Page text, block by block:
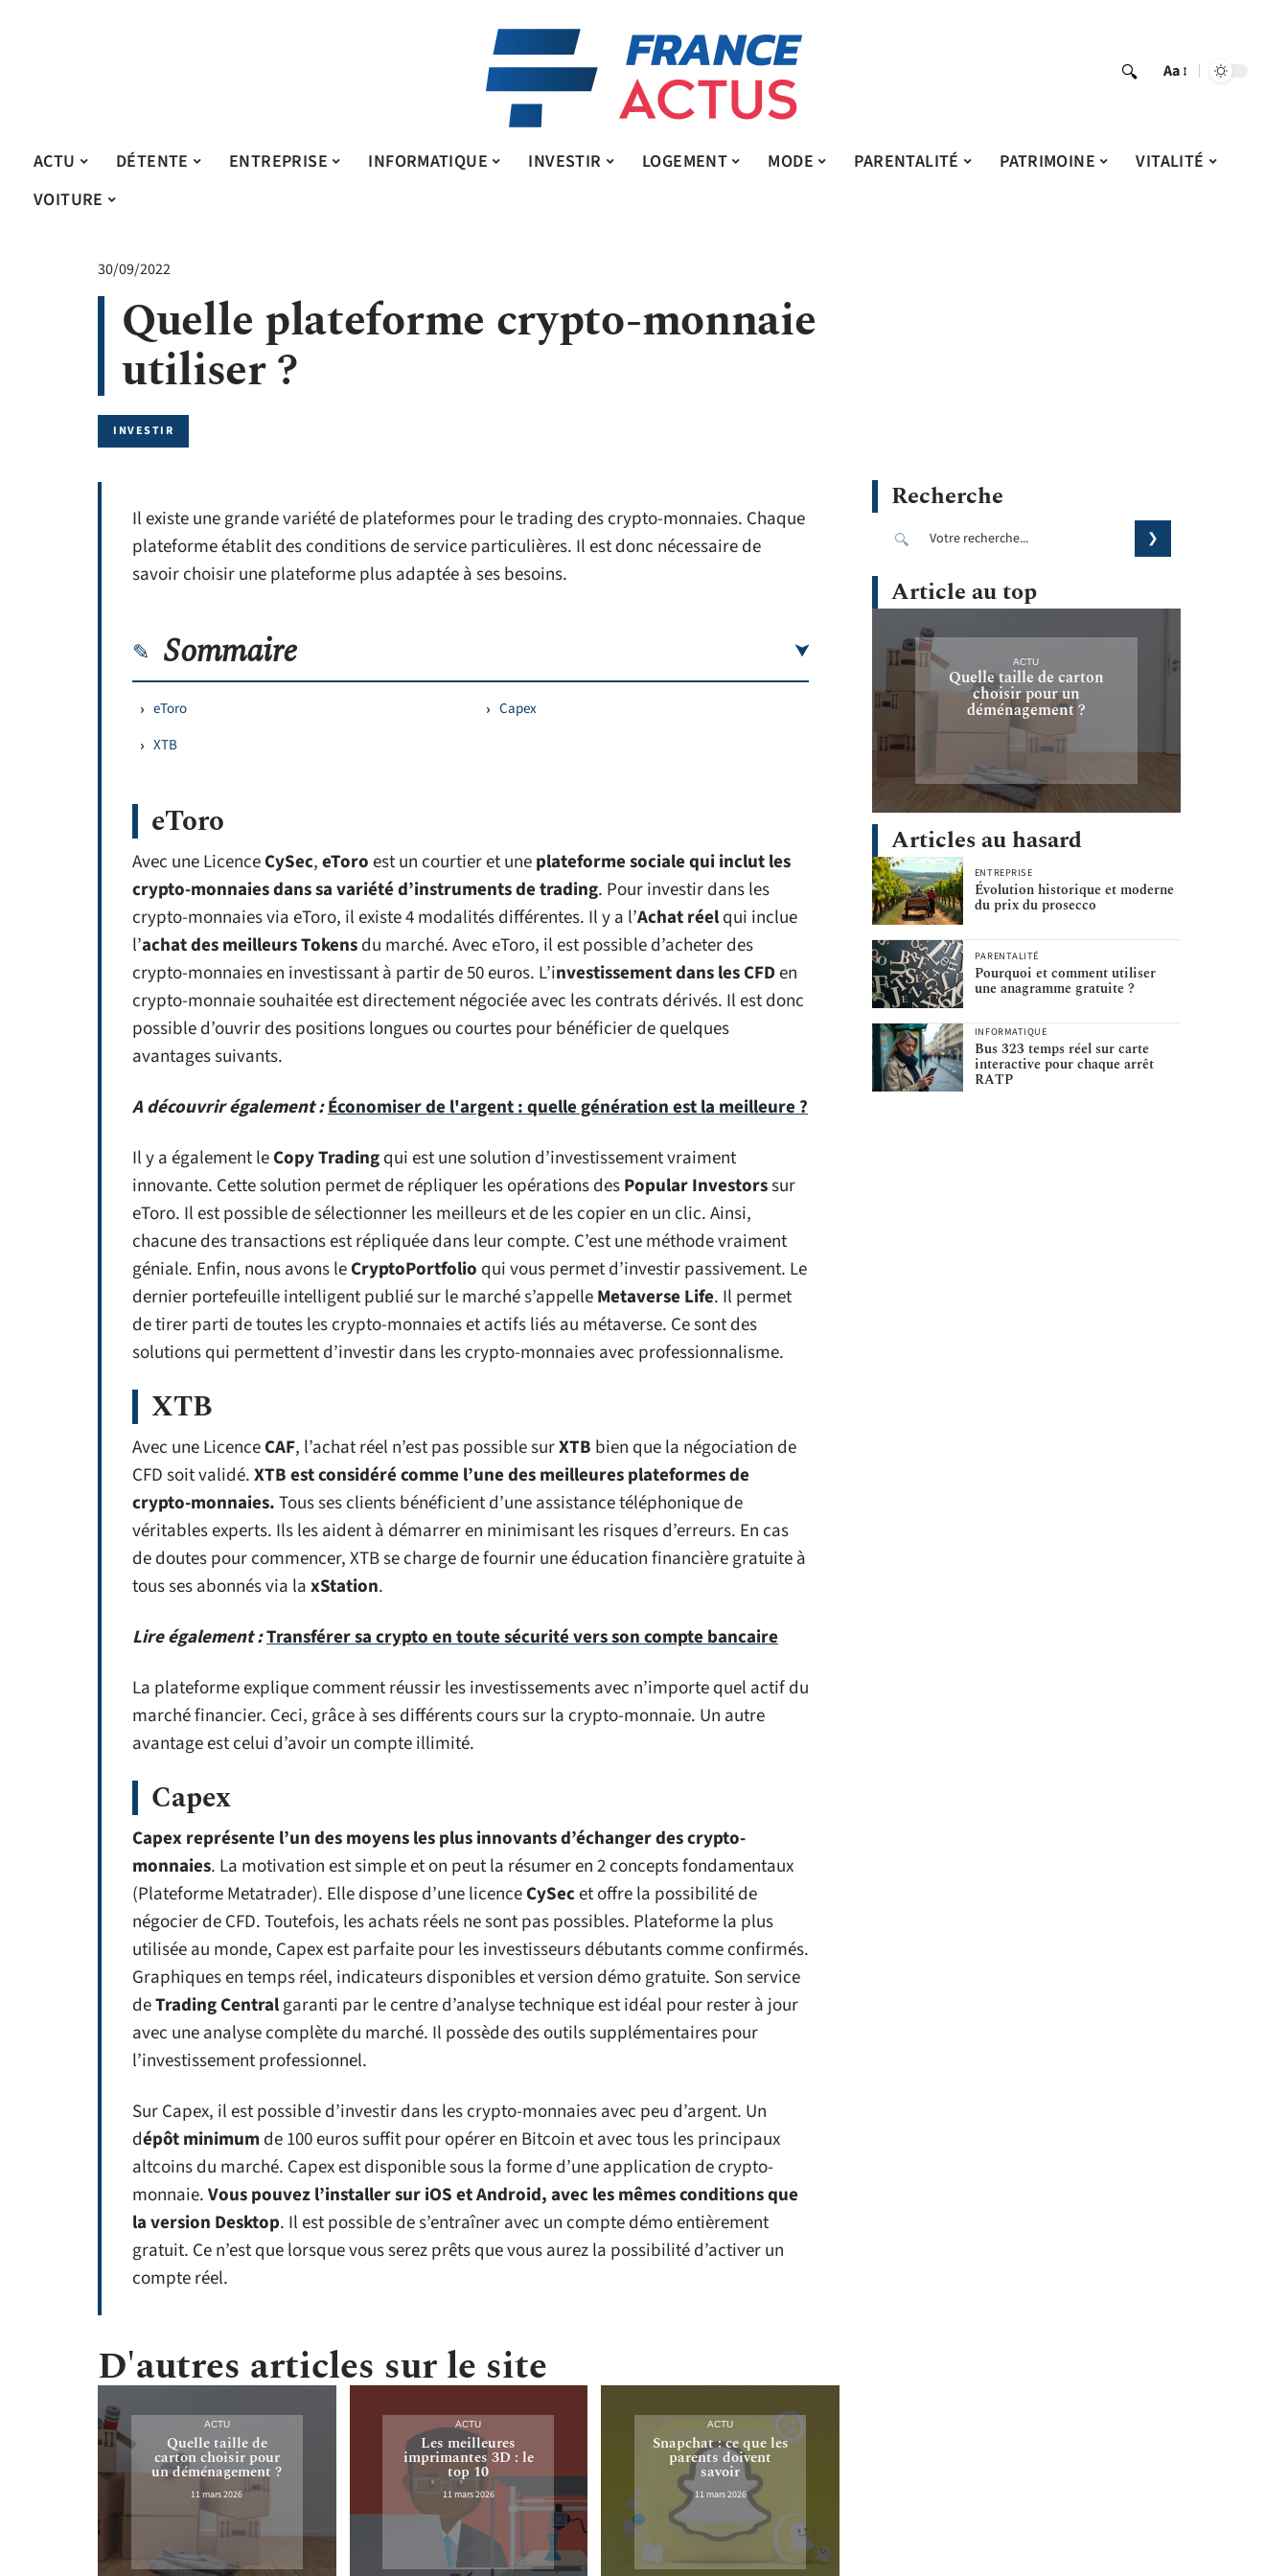
Aa
ACTU DÉTENTE ENTREPRISE INFORMATIQUE INVESTIR LOGEMENT MODE PARENTALITÉ PATRIMOINE
VITALITÉ
VOITURE
30/09/2022
Quelle plateforme crypto-monnaie
utiliser ?
INVESTIR
Il existe une grande variété de plateformes pour le trading des crypto-monnaies. Chaque
plateforme établit des conditions de service particulières. Il est donc nécessaire de
savoir choisir une plateforme plus adaptée à ses besoins.
Sommaire
eToro
XTB
Capex
eToro
Avec une LicenceCySec,eToroest un courtier et uneplateformesociale qui inclut les
crypto-monnaies dans sa variété d’instruments de trading. Pour investir dans les
crypto-monnaies via eToro, il existe 4 modalités différentes. Il y a l’Achat réelqui inclue
l’achat des meilleurs Tokensdu marché. Avec eToro, il est possible d’acheter des
crypto-monnaies en investissant à partir de 50 euros. L’investissement dans les CFDen
crypto-monnaie souhaitée est directement négociée avec les contrats dérivés. Il est donc
possible d’ouvrir des positions longues ou courtes pour bénéficier de quelques
avantages suivants.
A découvrir également :Économiser de l'argent : quelle génération est la meilleure ?
Il y a également leCopy Tradingqui est une solution d’investissement vraiment
innovante. Cette solution permet de répliquer les opérations desPopular Investorssur
eToro. Il est possible de sélectionner les meilleurs et de les copier en un clic. Ainsi,
chacune des transactions est répliquée dans leur compte. C’est une méthode vraiment
géniale. Enfin, nous avons leCryptoPortfolio qui vous permet d’investir passivement. Le
dernier portefeuille intelligent publié sur le marché s’appelleMetaverse Life. Il permet
de tirer parti de toutes les crypto-monnaies et actifs liés au métaverse. Ce sont des
solutions qui permettent d’investir dans les crypto-monnaies avec professionnalisme.
XTB
Avec une LicenceCAF, l’achat réel n’est pas possible surXTB bien que la négociation de
CFD soit validé.XTB est considéré comme l’une des meilleures plateformes de
crypto-monnaies.Tous ses clients bénéficient d’une assistance téléphonique de
véritables experts. Ils les aident à démarrer en minimisant les risques d’erreurs. En cas
de doutes pour commencer, XTB se charge de fournir une éducation financière gratuite à
tous ses abonnés via laxStation.
Lire également :Transférer sa crypto en toute sécurité vers son compte bancaire
La plateforme explique comment réussir les investissements avec n’importe quel actif du
marché financier. Ceci, grâce à ses différents cours sur la crypto-monnaie. Un autre
avantage est celui d’avoir un compte illimité.
Capex
Capex représente l’un des moyens les plus innovants d’échanger des crypto-
monnaies. La motivation est simple et on peut la résumer en 2 concepts fondamentaux
(Plateforme Metatrader). Elle dispose d’une licenceCySecet offre la possibilité de
négocier de CFD. Toutefois, les achats réels ne sont pas possibles. Plateforme la plus
utilisée au monde, Capex est parfaite pour les investisseurs débutants comme confirmés.
Graphiques en temps réel, indicateurs disponibles et version démo gratuite. Son service
deTrading Centralgaranti par le centre d’analyse technique est idéal pour rester à jour
avec une analyse complète du marché. Il possède des outils supplémentaires pour
l’investissement professionnel.
Sur Capex, il est possible d’investir dans les crypto-monnaies avec peu d’argent. Un
dépôt minimumde 100 euros suffit pour opérer en Bitcoin et avec tous les principaux
altcoins du marché. Capex est disponible sous la forme d’une application de crypto-
monnaie.Vous pouvez l’installer sur iOS et Android, avec les mêmes conditions que
la version Desktop. Il est possible de s’entraîner avec un compte démo entièrement
gratuit. Ce n’est que lorsque vous serez prêts que vous aurez la possibilité d’activer un
compte réel.
D'autres articles sur le site
ACTU
Quelle taille de
carton choisir pour
un déménagement ?
11 mars 2026
ACTU
Les meilleures
imprimantes 3D : le
top 10
11 mars 2026
ACTU
Snapchat : ce que les
parents doivent
savoir
11 mars 2026
Recherche
Article au top
ACTU
Quelle taille de carton
choisir pour un
déménagement ?
Articles au hasard
ENTREPRISE
Évolution historique et moderne
du prix du prosecco
PARENTALITÉ
Pourquoi et comment utiliser
une anagramme gratuite ?
INFORMATIQUE
Bus 323 temps réel sur carte
interactive pour chaque arrêt
RATP